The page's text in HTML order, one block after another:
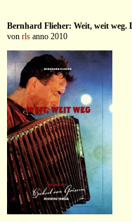
Bernhard Flieher: Weit, weit weg.
von rls anno 2010